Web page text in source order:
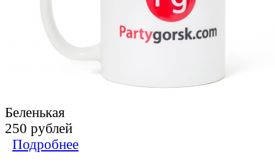
Беленькая
250 рублей
Подробнее